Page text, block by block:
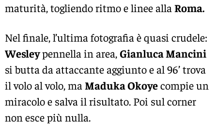
maturità, togliendo ritmo e linee alla Roma.
Nel finale, l’ultima fotografia è quasi crudele:
Wesleypennella in area,Gianluca Mancini
si butta da attaccante aggiunto e al 96’ trova
il volo al volo, ma Maduka Okoyecompie un
miracolo e salva il risultato. Poi sul corner
non esce più nulla.